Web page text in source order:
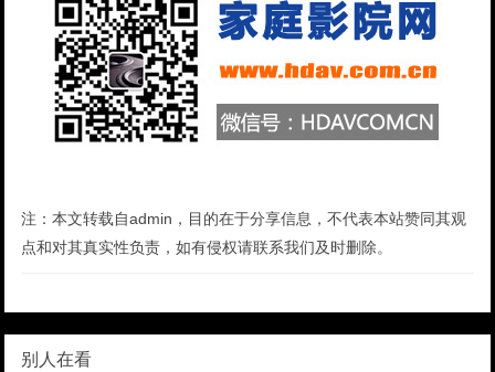
注：本文转载自admin，目的在于分享信息，不代表本站赞同其观
点和对其真实性负责，如有侵权请联系我们及时删除。
别人在看